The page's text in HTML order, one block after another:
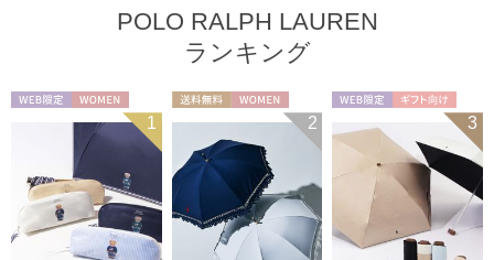
POLO RALPH LAUREN
ランキング
1 2
ギフト向け
UNISEX
3